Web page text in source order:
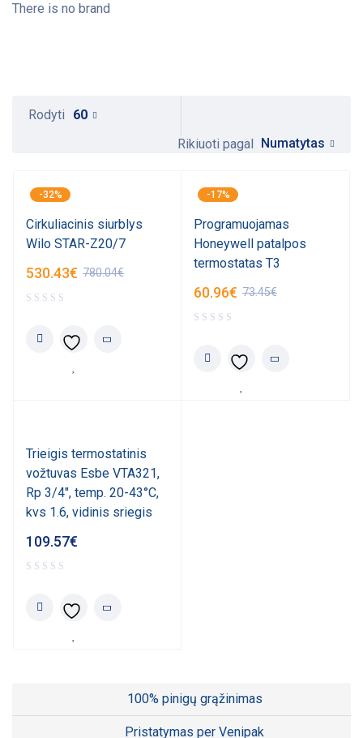
There is no brand
Rikiuoti pagal Numatytas
Rodyti 60
-32%
Cirkuliacinis siurblys
Wilo STAR-Z20/7
780.04€
530.43€
-17%
Programuojamas
Honeywell patalpos
termostatas T3
73.45€
60.96€
Trieigis termostatinis
vožtuvas Esbe VTA321,
Rp 3/4", temp. 20-43°C,
kvs 1.6, vidinis sriegis
109.57€
100% pinigų grąžinimas
Pristatymas per Venipak